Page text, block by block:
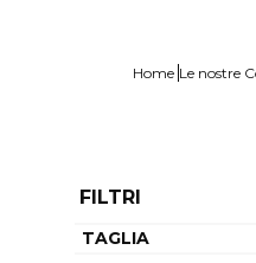
Home Le nostre
FILTRI
TAGLIA